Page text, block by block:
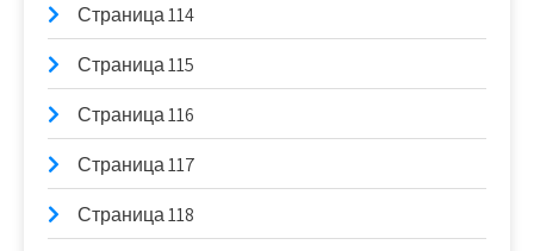
Страница 114
Страница 115
Страница 116
Страница 117
Страница 118